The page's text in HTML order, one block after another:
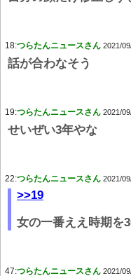
18:つらたんニュースさん 2021/
話が合わなそう
19:つらたんニュースさん 2021/
せいぜい3年やな
22:つらたんニュースさん 2021/
>>19
女の一番ええ時期を
47:つらたんニュースさん 2021/